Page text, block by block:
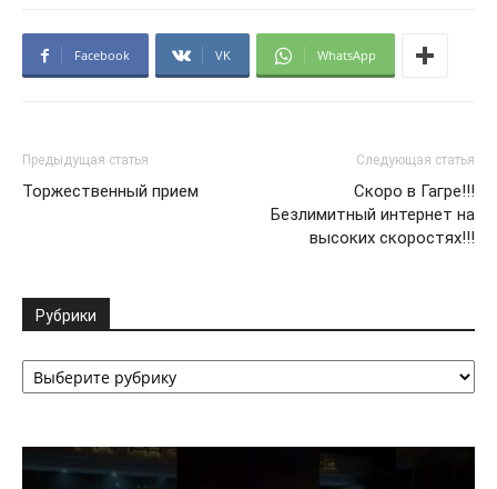
Facebook VK WhatsApp
Предыдущая статья
Торжественный прием
Следующая статья
Скоро в Гагре!!!
Безлимитный интернет на
высоких скоростях!!!
Рубрики
Рубрики